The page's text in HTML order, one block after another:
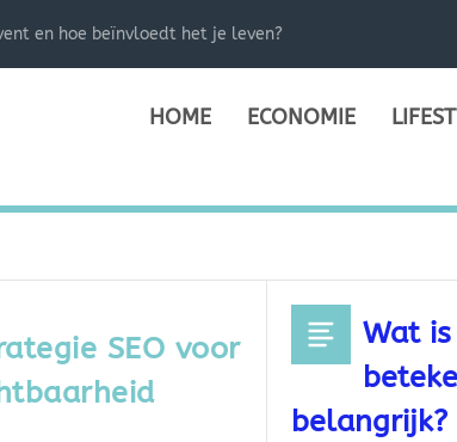
en hoe beïnvloedt het je leven?
HOME ECONOMIE
SEO voor
Wat
belangrijk?